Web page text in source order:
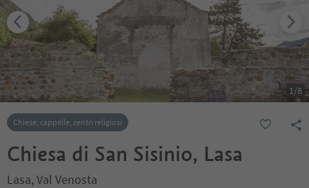
1/8
Chiese, cappelle, centri religiosi
Chiesa di San Sisinio, Lasa
Lasa, Val Venosta